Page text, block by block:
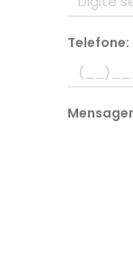
Telefone: